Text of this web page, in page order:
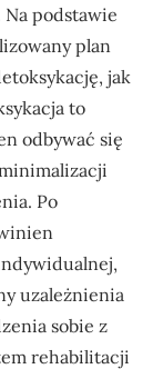
podstawie
plan
jak
to
odbywać się
Po
uzależnienia
sobie z
rehabilitacji